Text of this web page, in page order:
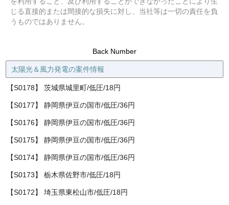
じる直接的または間接的な損失に対し、当社等は一切の責任を負
うものではありません。
Back Number
太陽光＆風力発電の案件情報
【S0178】 茨城県城里町/低圧/18円
【S0177】 静岡県伊豆の国市/低圧/36円
【S0176】 静岡県伊豆の国市/低圧/36円
【S0175】 静岡県伊豆の国市/低圧/36円
【S0174】 静岡県伊豆の国市/低圧/36円
【S0173】 栃木県佐野市/低圧/18円
【S0172】 埼玉県東松山市/低圧/18円